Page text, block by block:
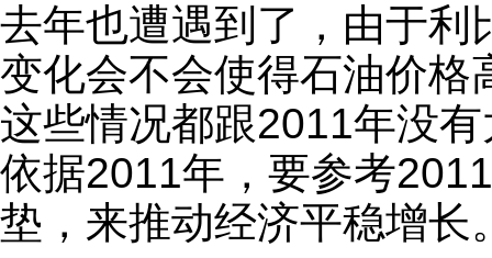
去年也遭遇到了，由于利
变化会不会使得石油价格
这些情况都跟2011年没
依据2011年，要参考
垫，来推动经济平稳增长